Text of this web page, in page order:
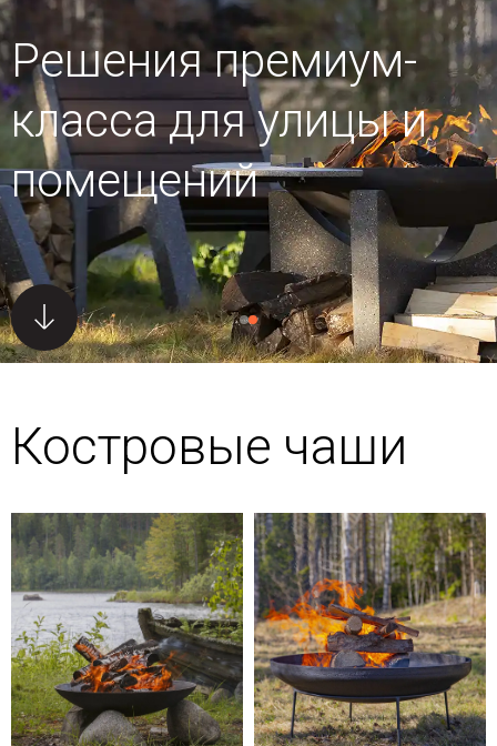
Решения премиум-
класса для улицыи
помещений
Костровые чаши